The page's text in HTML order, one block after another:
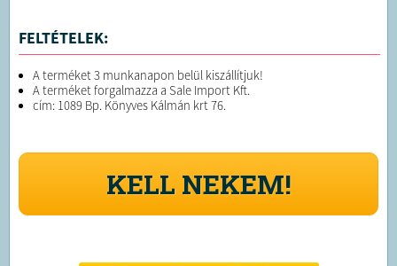
FELTÉTELEK:
A terméket 3 munkanapon belül kiszállítjuk!
A terméket forgalmazza a Sale Import Kft.
cím: 1089 Bp. Könyves Kálmán krt 76.
KELL NEKEM!